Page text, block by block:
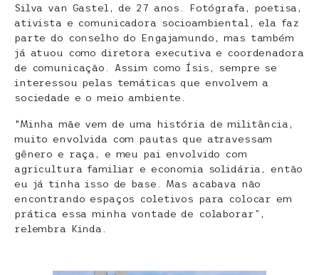
Silva van Gastel, de 27 anos. Fotógrafa, poetisa,
ativista e comunicadora socioambiental, ela faz
parte do conselho do Engajamundo, mas também
já atuou como diretora executiva e coordenadora
de comunicação. Assim como Ísis, sempre se
interessou pelas temáticas que envolvem a
sociedade e o meio ambiente.
“Minha mãe vem de uma história de militância,
muito envolvida com pautas que atravessam
gênero e raça, e meu pai envolvido com
agricultura familiar e economia solidária, então
eu já tinha isso de base. Mas acabava não
encontrando espaços coletivos para colocar em
prática essa minha vontade de colaborar”,
relembra Kinda.